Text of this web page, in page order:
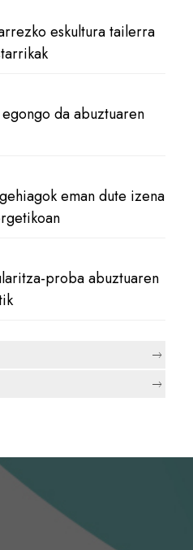
eskultura tailerra
da abuztuaren
eman dute izena
proba abuztuaren